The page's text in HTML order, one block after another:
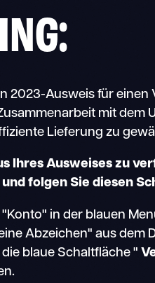
2023-Ausweis für einen
mit dem
Lieferung zu
Ihres Ausweises zu
folgen Sie diesen
in der blauen
Abzeichen" aus dem
blaue Schaltfläche "